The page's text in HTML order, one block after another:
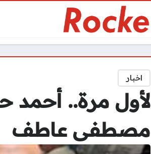
اخبار
لأول مرة.. أحمد
مصطفى عاطف